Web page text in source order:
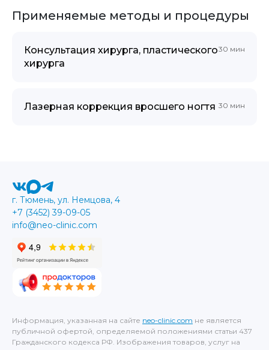
Применяемые методы и процедуры
Консультация хирурга, пластического
хирурга
30 мин
Лазерная коррекция вросшего ногтя 30 мин
Информация, указанная на сайте neo-clinic.com не является
публичной офертой, определяемой положениями статьи 437
Гражданского кодекса РФ. Изображения товаров, услуг на
г. Тюмень, ул. Немцова, 4
+7 (3452) 39-09-05
info@neo-clinic.com